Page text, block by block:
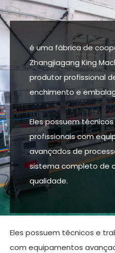
é uma fábrica de
Zhangjiagang King
produtor profissional
enchimento e
Eles possuem
profissionais com
avançados de
sistema completo de
qualidade.
Eles possuem técnicos e
com equipamentos